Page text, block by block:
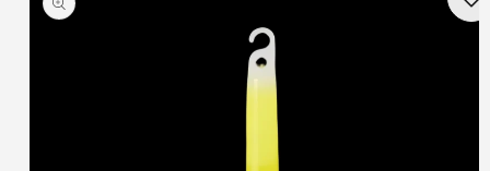
מוצר